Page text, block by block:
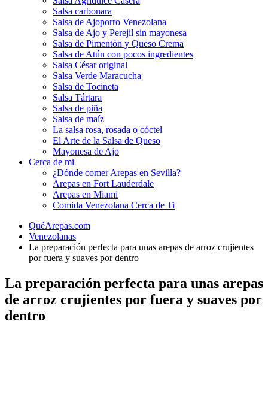
Salsa carbonara
Salsa de Ajoporro Venezolana
Salsa de Ajo y Perejil sin mayonesa
Salsa de Pimentón y Queso Crema
Salsa de Atún con pocos ingredientes
Salsa César original
Salsa Verde Maracucha
Salsa de Tocineta
Salsa Tártara
Salsa de piña
Salsa de maíz
La salsa rosa, rosada o cóctel
El Arte de la Salsa de Queso
Mayonesa de Ajo
Cerca de mi
¿Dónde comer Arepas en Sevilla?
Arepas en Fort Lauderdale
Arepas en Miami
Comida Venezolana Cerca de Ti
QuéArepas.com
Venezolanas
La preparación perfecta para unas arepas de arroz crujientes
por fuera y suaves por dentro
La preparación perfecta para unas arepas
de arroz crujientes por fuera y suaves por
dentro